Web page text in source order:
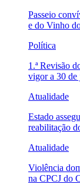
Passeio
e do Vinho
Política
1.ª Revisão
vigor a 30
Atualidade
Estado
reabilitação
Atualidade
Violência
na CPCJ do